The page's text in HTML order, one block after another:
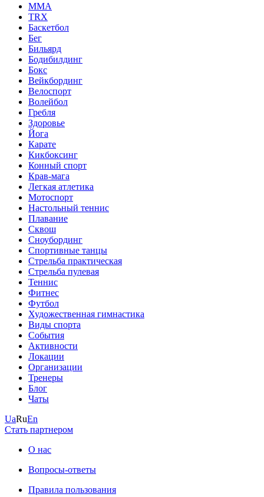
MMA
TRX
Баскетбол
Бег
Бильярд
Бодибилдинг
Бокс
Вейкбординг
Велоспорт
Волейбол
Гребля
Здоровье
Йога
Карате
Кикбоксинг
Конный спорт
Крав-мага
Легкая атлетика
Мотоспорт
Настольный теннис
Плавание
Сквош
Сноубординг
Спортивные танцы
Стрельба практическая
Стрельба пулевая
Теннис
Фитнес
Футбол
Художественная гимнастика
Виды спорта
События
Активности
Локации
Организации
Тренеры
Блог
Чаты
UaRuEn
Стать партнером
О нас
Вопросы-ответы
Правила пользования